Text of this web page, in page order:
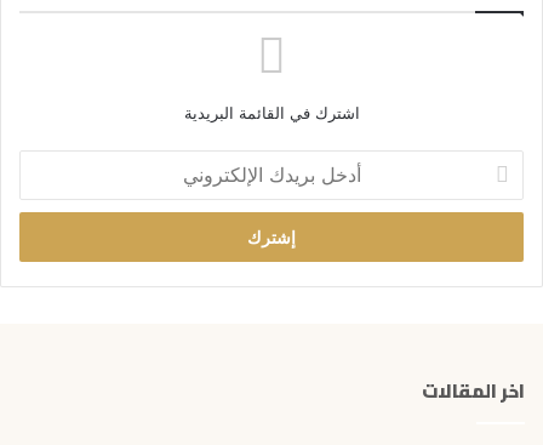
اشترك في القائمة البريدية
خ
ب
ر
اخر المقالات